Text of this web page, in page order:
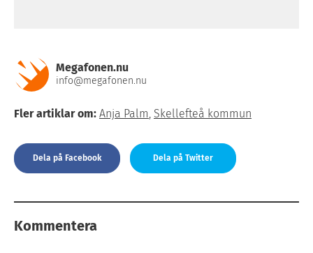
Megafonen.nu
info@megafonen.nu
Fler artiklar om: Anja Palm, Skellefteå kommun
Dela på Facebook Dela på Twitter
Kommentera